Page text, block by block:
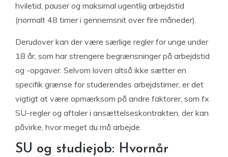
hviletid, pauser og maksimal ugentlig arbejdstid
(normalt 48 timer i gennemsnit over fire måneder).
Derudover kan der være særlige regler for unge under
18 år, som har strengere begrænsninger på arbejdstid
og -opgaver. Selvom loven altså ikke sætter en
specifik grænse for studerendes arbejdstimer, er det
vigtigt at være opmærksom på andre faktorer, som fx
SU-regler og aftaler i ansættelseskontrakten, der kan
påvirke, hvor meget du må arbejde.
SU og studiejob: Hvornår